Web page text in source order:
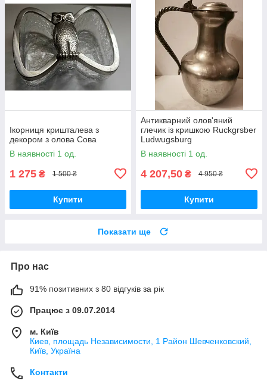
Ікорниця кришталева з
декором з олова Сова
В наявності 1 од.
1 275 ₴ 1 500 ₴
Купити
Антикварний олов'яний
глечик із кришкою Ruckgrsber
Ludwugsburg
В наявності 1 од.
4 207,50 ₴ 4 950 ₴
Купити
Показати ще
Про нас
91% позитивних з 80 відгуків за рік
Працює з 09.07.2014
м. Київ
Киев, площадь Независимости, 1 Район Шевченковский,
Київ, Україна
Контакти